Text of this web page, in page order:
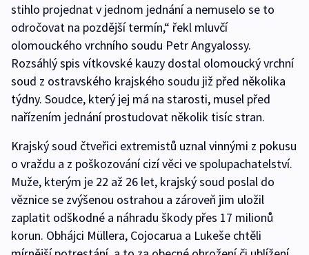
stihlo projednat v jednom jednání a nemuselo se to
odročovat na pozdější termín,“ řekl mluvčí
olomouckého vrchního soudu Petr Angyalossy.
Rozsáhlý spis vítkovské kauzy dostal olomoucký vrchní
soud z ostravského krajského soudu již před několika
týdny. Soudce, který jej má na starosti, musel před
nařízením jednání prostudovat několik tisíc stran.
Krajský soud čtveřici extremistů uznal vinnými z pokusu
o vraždu a z poškozování cizí věci ve spolupachatelství.
Muže, kterým je 22 až 26 let, krajský soud poslal do
věznice se zvýšenou ostrahou a zároveň jim uložil
zaplatit odškodné a náhradu škody přes 17 milionů
korun. Obhájci Müllera, Cojocarua a Lukeše chtěli